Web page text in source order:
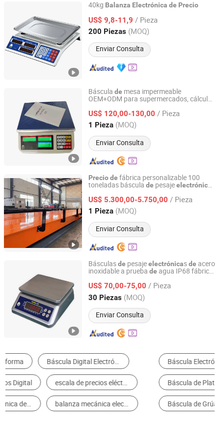
40kg Balanza Electrónica de Precio
US$ 9,8-11,9 / Pieza
200 Piezas (MOQ)
Enviar Consulta
Zhejiang Mengxuan Electronic Co., Ltd.
Zhejiang, China Desde 2020
Báscula de mesa impermeable
OEM+ODM para supermercados, cálculo
electrónica
US$ 120,00-130,00 / Pieza
1 Pieza (MOQ)
Enviar Consulta
Danko Scale Co., Ltd.
Jiangsu, China Desde 2022
Preciode fábrica personalizable 100
toneladas báscula de pesajeelectrónica
US$ 5.300,00-5.750,00 / Pieza
1 Pieza (MOQ)
Enviar Consulta
QINGDAO SMILE TECHNOLOGY CO.,LTD.
Shandong, China Desde 2020
Básculasde pesajeelectrónicasde acero
inoxidable a prueba de agua IP68 fábrica
US$ 70,00-75,00 / Pieza
30 Piezas (MOQ)
Enviar Consulta
Hangzhou Gongheng Weighing Equipment Co., Ltd.
Zhejiang, China Desde 2011
Báscula Electrónica Báscula para Camión
Báscula de Plataforma Báscula de Cuerpo
Báscula de Grúa Báscula de Cocina